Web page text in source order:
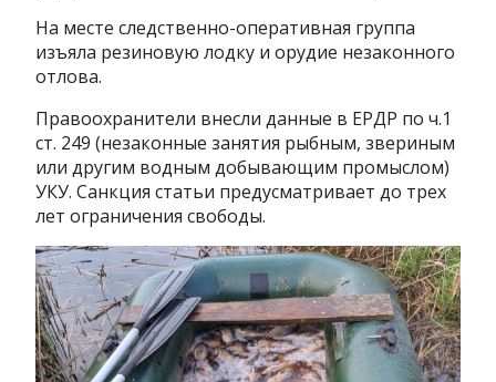
На месте следственно-оперативная группа
изъяла резиновую лодку и орудие незаконного
отлова.
Правоохранители внесли данные в ЕРДР по ч.1
ст. 249 (незаконные занятия рыбным, звериным
или другим водным добывающим промыслом)
УКУ. Санкция статьи предусматривает до трех
лет ограничения свободы.